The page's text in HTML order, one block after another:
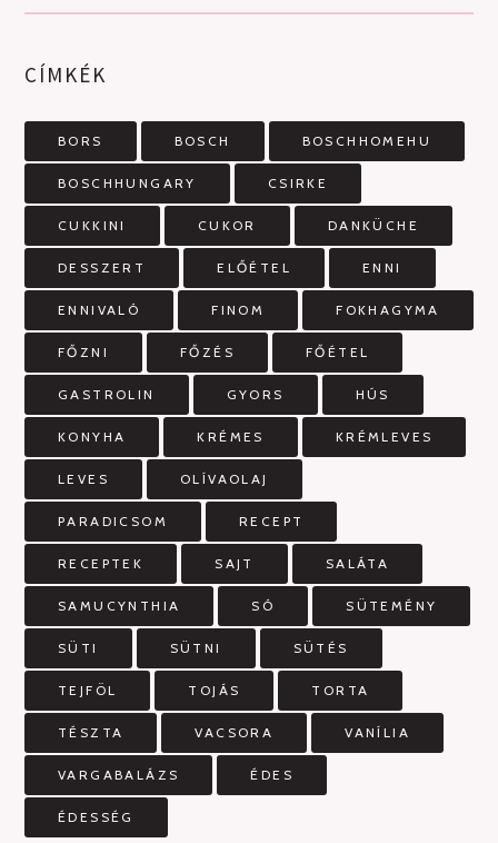
CÍMKÉK
BORS BOSCH BOSCHHOMEHU
BOSCHHUNGARY CSIRKE
CUKKINI CUKOR DANKÜCHE
DESSZERT ELŐÉTEL ENNI
ENNIVALÓ FINOM FOKHAGYMA
FŐZNI FŐZÉS FŐÉTEL
GASTROLIN GYORS HÚS
KONYHA KRÉMES KRÉMLEVES
LEVES OLÍVAOLAJ
PARADICSOM RECEPT
RECEPTEK SAJT SALÁTA
SAMUCYNTHIA SÓ SÜTEMÉNY
SÜTI SÜTNI SÜTÉS
TEJFÖL TOJÁS TORTA
TÉSZTA VACSORA VANÍLIA
VARGABALÁZS ÉDES
ÉDESSÉG